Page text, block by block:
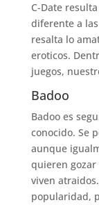
C-Date
diferente a
resalta lo
eroticos.
juegos,
Badoo
Badoo es
conocido. Se
aunque
quieren
viven
popularidad,